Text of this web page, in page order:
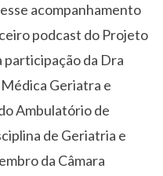
acompanhamento
podcast do Projeto
participação da Dra
Geriatra e
Ambulatório de
de Geriatria e
da Câmara